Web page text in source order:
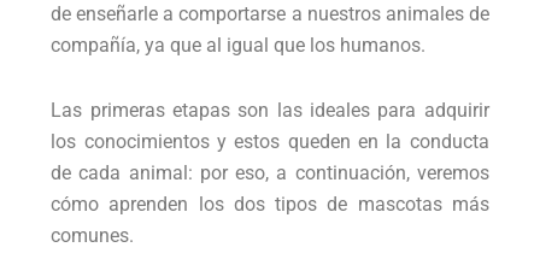
de enseñarle a comportarse a nuestros animales de
compañía, ya que al igual que los humanos.
Las primeras etapas son las ideales para adquirir
los conocimientos y estos queden en la conducta
de cada animal: por eso, a continuación, veremos
cómo aprenden los dos tipos de mascotas más
comunes.